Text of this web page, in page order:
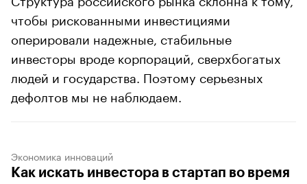
чтобы рискованными инвестициями
оперировали надежные, стабильные
инвесторы вроде корпораций, сверхбогатых
людей и государства. Поэтому серьезных
дефолтов мы не наблюдаем.
Экономика инноваций
Как искать инвестора в стартап во время